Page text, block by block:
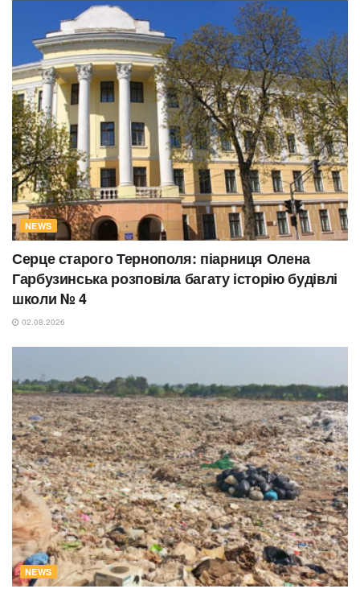
NEWS
Серце старого Тернополя: піарниця Олена
Гарбузинська розповіла багату історію будівлі
школи № 4
02.08.2026
NEWS